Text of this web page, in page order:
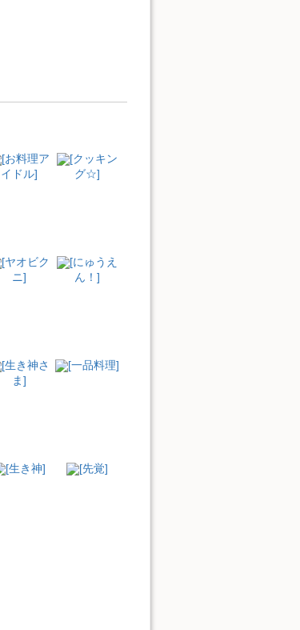
[お料理ア
イドル]
[クッキン
グ☆]
[ヤオビク
ニ]
[にゅうえ
ん！]
[生き神さ
ま]
[一品料理]
[生き神] [先覚]